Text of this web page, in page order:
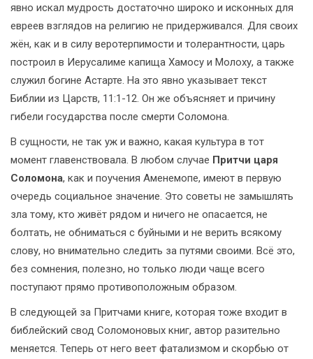
явно искал мудрость достаточно широко и исконных для
евреев взглядов на религию не придерживался. Для своих
жён, как и в силу веротерпимости и толерантности, царь
построил в Иерусалиме капища Хамосу и Молоху, а также
служил богине Астарте. На это явно указывает текст
Библии из Царств, 11:1-12. Он же объясняет и причину
гибели государства после смерти Соломона.
В сущности, не так уж и важно, какая культура в тот
момент главенствовала. В любом случае Притчи царя
Соломона, как и поучения Аменемопе, имеют в первую
очередь социальное значение. Это советы не замышлять
зла тому, кто живёт рядом и ничего не опасается, не
болтать, не обниматься с буйными и не верить всякому
слову, но внимательно следить за путями своими. Всё это,
без сомнения, полезно, но только люди чаще всего
поступают прямо противоположным образом.
В следующей за Притчами книге, которая тоже входит в
библейский свод Соломоновых книг, автор разительно
меняется. Теперь от него веет фатализмом и скорбью от